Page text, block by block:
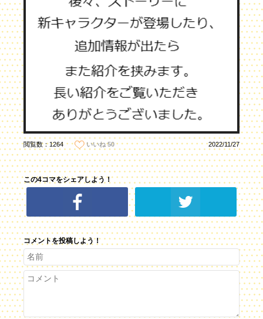
閲覧数：1264 いいね 50 2022/11/27
この4コマをシェアしよう！
コメントを投稿しよう！